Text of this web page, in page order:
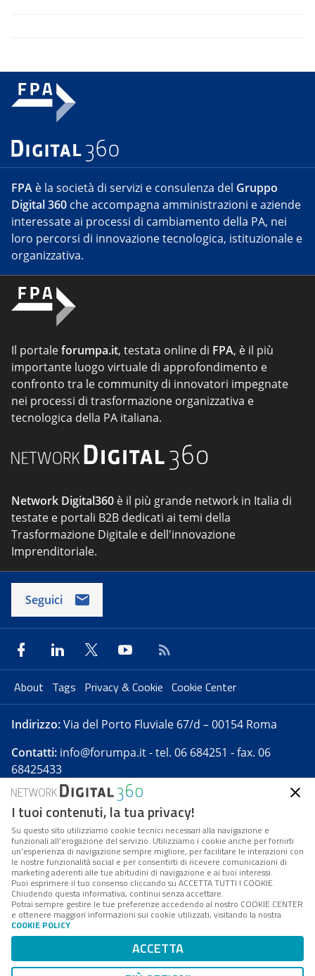
FPA è la società di servizi e consulenza del Gruppo
Digital 360 che accompagna amministrazioni e aziende
interessate ai processi di cambiamento della PA, nei
loro percorsi di innovazione tecnologica, istituzionale e
organizzativa.
Il portaleforumpa.it, testata online di FPA, è il più
importante luogo virtuale di approfondimento e
confronto tra le community di innovatori impegnate
nei processi di trasformazione organizzativa e
tecnologica della PA italiana.
Network Digital360 è il più grande network in Italia di
testate e portali B2B dedicati ai temi della
Trasformazione Digitale e dell'innovazione
Imprenditoriale.
Seguici
About Tags Privacy & Cookie Cookie Center
Indirizzo:Via del Porto Fluviale 67/d – 00154 Roma
Contatti: info@forumpa.it- tel. 06 684251 - fax. 06
68425433
Forumpa.itè una pubblicazione telematica iscritta
presso Registro della stampa del Tribunale di Roma -
Reg. n. 182 del 2 maggio 2008 - Direttore resp. Michela
Stentella
FPA s.r.l. è società soggetta a Direzione e
Coordinamento da parte di Digital360 S.p.A. - FPA s.r.l.
è un'azienda certificata per il sistema di management
Codice Fiscale/Partita IVA n. 10693191008 - R.E.A. Roma
n. 1249791. ISP AWS
I tuoi contenuti, la tua privacy!
Su questo sito utilizziamo cookie tecnici necessari alla navigazione e
funzionali all’erogazione del servizio. Utilizziamo i cookie anche per fornirti
un’esperienza di navigazione sempre migliore, per facilitare le interazioni con
le nostre funzionalità social e per consentirti di ricevere comunicazioni di
marketing aderenti alle tue abitudini di navigazione e ai tuoi interessi.
Puoi esprimere il tuo consenso cliccando su ACCETTA TUTTI I COOKIE.
Chiudendo questa informativa, continui senza accettare.
Potrai sempre gestire le tue preferenze accedendo al nostro COOKIE CENTER
e ottenere maggiori informazioni sui cookie utilizzati, visitando la nostra
COOKIE POLICY.
ACCETTA